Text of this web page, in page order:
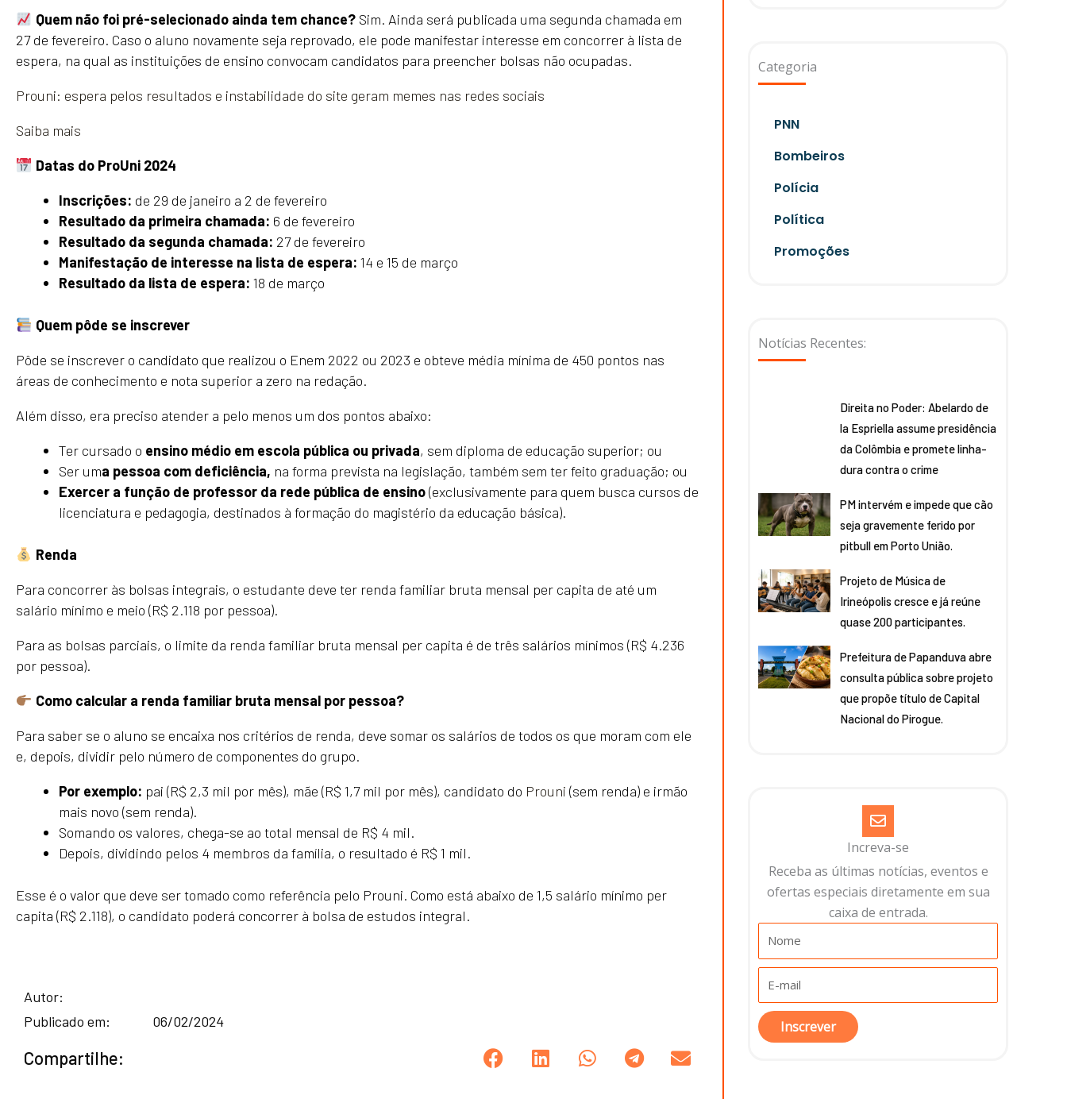
Quem não foi pré-selecionado ainda tem chance?Sim. Ainda será publicada uma segunda chamada em
27 de fevereiro. Caso o aluno novamente seja reprovado, ele pode manifestar interesse em concorrer à lista de
espera, na qual as instituições de ensino convocam candidatos para preencher bolsas não ocupadas.
Prouni: espera pelos resultados e instabilidade do site geram memes nas redes sociais
Saiba mais
Datas do ProUni 2024
Inscrições: de 29 de janeiro a 2 de fevereiro
Resultado da primeira chamada: 6 de fevereiro
Resultado da segunda chamada: 27 de fevereiro
Manifestação de interesse na lista de espera: 14 e 15 de março
Resultado da lista de espera: 18 de março
Quem pôde se inscrever
Pôde se inscrever o candidato que realizou o Enem 2022 ou 2023 e obteve média mínima de 450 pontos nas
áreas de conhecimento e nota superior a zero na redação.
Além disso, era preciso atender a pelo menos um dos pontos abaixo:
Ter cursado o ensino médio em escola pública ou privada, sem diploma de educação superior; ou
Ser uma pessoa com deficiência, na forma prevista na legislação, também sem ter feito graduação; ou
Exercer a função de professor da rede pública de ensino(exclusivamente para quem busca cursos de
licenciatura e pedagogia, destinados à formação do magistério da educação básica).
Renda
Para concorrer às bolsas integrais, o estudante deve ter renda familiar bruta mensal per capita de até um
salário mínimo e meio (R$ 2.118 por pessoa).
Para as bolsas parciais, o limite da renda familiar bruta mensal per capita é de três salários mínimos (R$ 4.236
por pessoa).
Como calcular a renda familiar bruta mensal por pessoa?
Para saber se o aluno se encaixa nos critérios de renda, deve somar os salários de todos os que moram com ele
e, depois, dividir pelo número de componentes do grupo.
Por exemplo: pai (R$ 2,3 mil por mês), mãe (R$ 1,7 mil por mês), candidato do Prouni (sem renda) e irmão
mais novo (sem renda).
Somando os valores, chega-se ao total mensal de R$ 4 mil.
Depois, dividindo pelos 4 membros da família, o resultado é R$ 1 mil.
Esse é o valor que deve ser tomado como referência pelo Prouni. Como está abaixo de 1,5 salário mínimo per
capita (R$ 2.118), o candidato poderá concorrer à bolsa de estudos integral.
Autor:
Publicado em:
06/02/2024
Compartilhe:
Categoria
PNN
Bombeiros
Polícia
Política
Promoções
Notícias Recentes:
Direita no Poder: Abelardo de
la Espriella assume presidência
da Colômbia e promete linha-
dura contra o crime
PM intervém e impede que cão
seja gravemente ferido por
pitbull em Porto União.
Projeto de Música de
Irineópolis cresce e já reúne
quase 200 participantes.
Prefeitura de Papanduva abre
consulta pública sobre projeto
que propõe título de Capital
Nacional do Pirogue.
Increva-se
Receba as últimas notícias, eventos e
ofertas especiais diretamente em sua
caixa de entrada.​
Inscrever